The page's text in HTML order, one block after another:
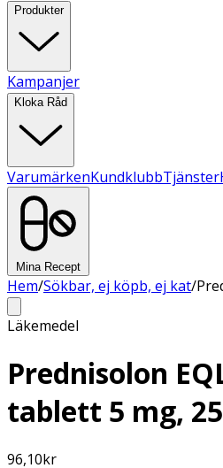
Produkter
Kampanjer
Kloka Råd
VarumärkenKundklubbTjänster
Mina Recept
Hem/Sökbar, ej köpb, ej kat/
Läkemedel
Prednisolon
tablett 5 mg,
96,10kr